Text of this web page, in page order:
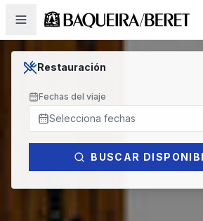
RESERVA TU
Restauración
Fechas del viaje
Selecciona fechas
BUSCAR